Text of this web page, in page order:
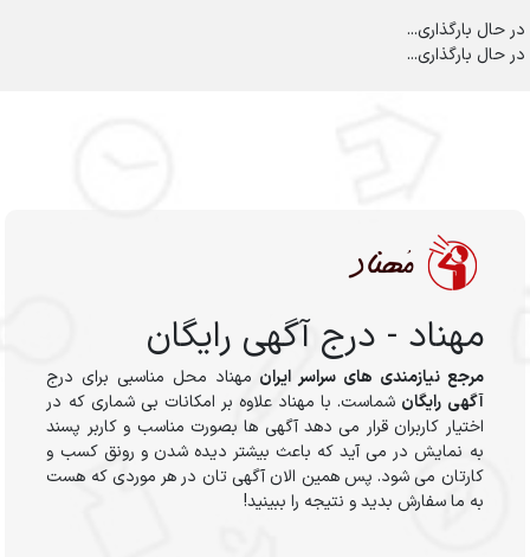
در حال بارگذاری...
در حال بارگذاری...
مهناد - درج آگهی رایگان
مرجع نیازمندی های سراسر ایران مهناد محل مناسبی برای درج
آگهی رایگان شماست. با مهناد علاوه بر امکانات بی شماری که در
اختیار کاربران قرار می دهد آگهی ها بصورت مناسب و کاربر پسند
به نمایش در می آید که باعث بیشتر دیده شدن و رونق کسب و
کارتان می شود. پس همین الان آگهی تان در هر موردی که هست
به ما سفارش بدید و نتیجه را ببینید!